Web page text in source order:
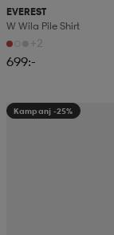
EVEREST
W Wila Pile Shirt
+2
699:-
Kampanj -25%